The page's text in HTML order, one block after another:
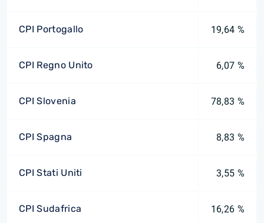
CPI Portogallo 19,64 %
CPI Regno Unito 6,07 %
CPI Slovenia 78,83 %
CPI Spagna 8,83 %
CPI Stati Uniti 3,55 %
CPI Sudafrica 16,26 %